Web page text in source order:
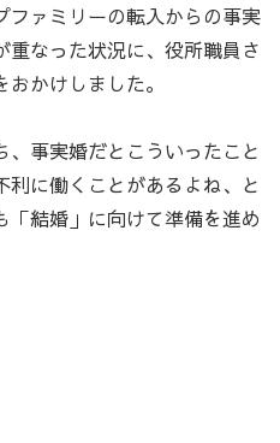
ファミリーの転入からの事実
なった状況に、役所職員さ
かけしました。
事実婚だとこういったこと
に働くことがあるよね、と
「結婚」に向けて準備を進め